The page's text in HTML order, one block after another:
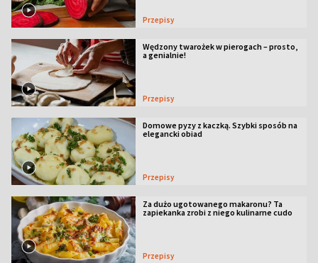
Przepisy
Wędzony twarożek w pierogach – prosto,
a genialnie!
Przepisy
Domowe pyzy z kaczką. Szybki sposób na
elegancki obiad
Przepisy
Za dużo ugotowanego makaronu? Ta
zapiekanka zrobi z niego kulinarne cudo
Przepisy